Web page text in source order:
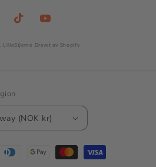
TikTok YouTube
LilleStjerne Drevet av Shopify
(NOK kr)